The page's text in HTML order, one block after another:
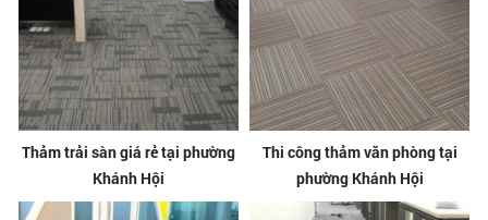
Thảm trải sàn giá rẻ tại phường
Khánh Hội
Thi công thảm văn phòng tại
phường Khánh Hội